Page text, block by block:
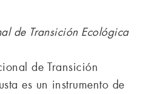
de Transición Ecológica
de Transición
es un instrumento de